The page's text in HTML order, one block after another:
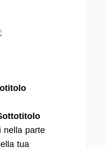
nella parte
tua